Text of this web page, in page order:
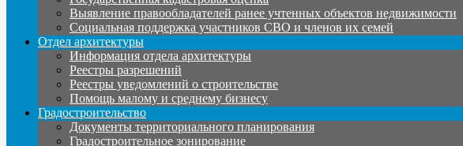
Выявление правообладателей ранее учтенных объектов недвижимости
Социальная поддержка участников СВО и членов их семей
Отдел архитектуры
Информация отдела архитектуры
Реестры разрешений
Реестры уведомлений о строительстве
Помощь малому и среднему бизнесу
Градостроительство
Документы территориального планирования
Градостроительное зонирование